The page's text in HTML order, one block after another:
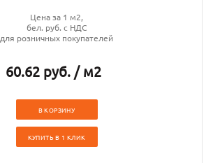
Цена за 1 м2,
бел. руб. с НДС
для розничных покупателей
60.62 руб. / м2
В КОРЗИНУ
КУПИТЬ В 1 КЛИК